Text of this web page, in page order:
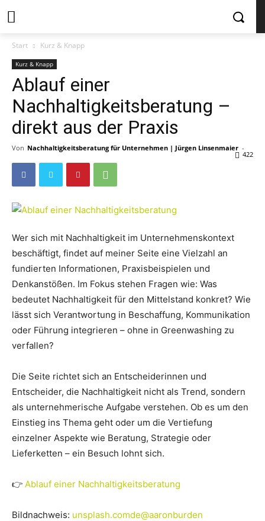
Start Kurz & Knapp
Kurz & Knapp
Ablauf einer
Nachhaltigkeitsberatung –
direkt aus der Praxis
Von Nachhaltigkeitsberatung für Unternehmen | Jürgen Linsenmaier -
422
Wer sich mit Nachhaltigkeit im Unternehmenskontext
beschäftigt, findet auf meiner Seite eine Vielzahl an
fundierten Informationen, Praxisbeispielen und
Denkanstößen. Im Fokus stehen Fragen wie: Was
bedeutet Nachhaltigkeit für den Mittelstand konkret? Wie
lässt sich Verantwortung in Beschaffung, Kommunikation
oder Führung integrieren – ohne in Greenwashing zu
verfallen?
Die Seite richtet sich an Entscheiderinnen und
Entscheider, die Nachhaltigkeit nicht als Trend, sondern
als unternehmerische Aufgabe verstehen. Ob es um den
Einstieg ins Thema geht oder um die Vertiefung
einzelner Aspekte wie Beratung, Strategie oder
Lieferketten – ein Besuch lohnt sich.
👉 Ablauf einer Nachhaltigkeitsberatung
Bildnachweis: unsplash.comde@aaronburden